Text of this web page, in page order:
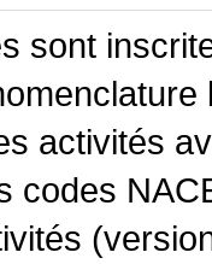
sont
activités
codes